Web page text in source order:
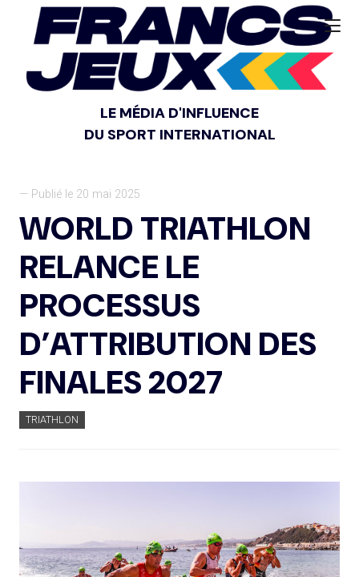
LE MÉDIA D'INFLUENCE
DU SPORT INTERNATIONAL
— Publié le 20 mai 2025
WORLD TRIATHLON
RELANCE LE
PROCESSUS
D’ATTRIBUTION DES
FINALES 2027
TRIATHLON